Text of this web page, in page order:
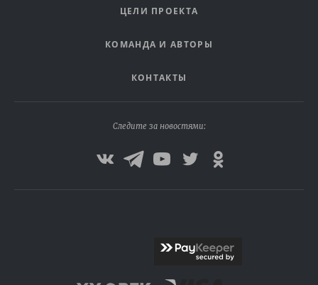
ЦЕЛИ ПРОЕКТА
КОМАНДА И АВТОРЫ
КОНТАКТЫ
Следите за новостями: